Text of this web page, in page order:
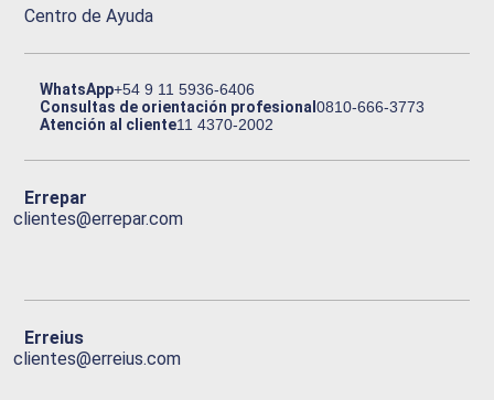
Centro de Ayuda
WhatsApp+54 9 11 5936-6406
Consultas de orientación profesional0810-666-3773
Atención al cliente11 4370-2002
Errepar
clientes@errepar.com
Erreius
clientes@erreius.com